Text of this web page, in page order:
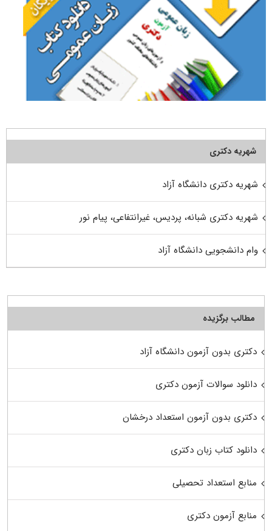
شهریه دکتری
شهریه دکتری دانشگاه آزاد
شهریه دکتری شبانه، پردیس، غیرانتفاعی، پیام نور
وام دانشجویی دانشگاه آزاد
مطالب برگزیده
دکتری بدون آزمون دانشگاه آزاد
دانلود سوالات آزمون دکتری
دکتری بدون آزمون استعداد درخشان
دانلود کتاب زبان دکتری
منابع استعداد تحصیلی
منابع آزمون دکتری